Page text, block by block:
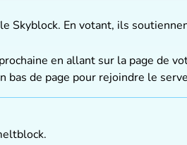
En votant, ils
en allant sur la page de
bas de page pour rejoindre le